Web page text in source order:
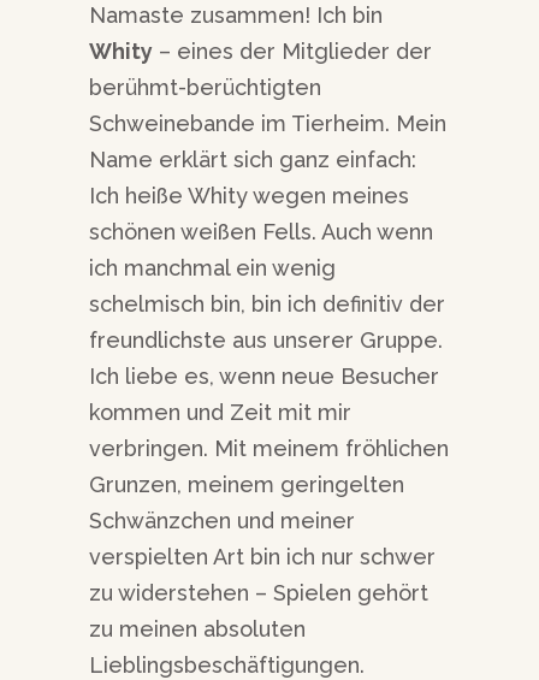
Namaste zusammen! Ich bin
Whity – eines der Mitglieder der
berühmt-berüchtigten
Schweinebande im Tierheim. Mein
Name erklärt sich ganz einfach:
Ich heiße Whity wegen meines
schönen weißen Fells. Auch wenn
ich manchmal ein wenig
schelmisch bin, bin ich definitiv der
freundlichste aus unserer Gruppe.
Ich liebe es, wenn neue Besucher
kommen und Zeit mit mir
verbringen. Mit meinem fröhlichen
Grunzen, meinem geringelten
Schwänzchen und meiner
verspielten Art bin ich nur schwer
zu widerstehen – Spielen gehört
zu meinen absoluten
Lieblingsbeschäftigungen.